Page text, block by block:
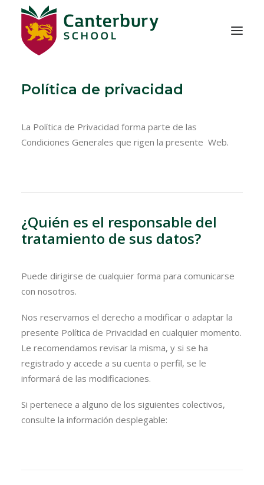
NOSOTROS
EDUCACIÓN
CONTACTO
FROG
ACCESO
WEBMAIL
ENGLISH
Política de privacidad
La Política de Privacidad forma parte de las
Condiciones Generales que rigen la presente Web.
¿Quién es el responsable del
tratamiento de sus datos?
Puede dirigirse de cualquier forma para comunicarse
con nosotros.
Nos reservamos el derecho a modificar o adaptar la
presente Política de Privacidad en cualquier momento.
Le recomendamos revisar la misma, y si se ha
registrado y accede a su cuenta o perfil, se le
informará de las modificaciones.
Si pertenece a alguno de los siguientes colectivos,
consulte la información desplegable: